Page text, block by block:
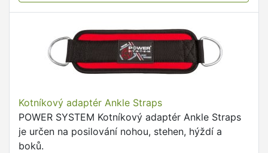
Kotníkový adaptér Ankle Straps
POWER SYSTEM Kotníkový adaptér Ankle Straps
je určen na posilování nohou, stehen, hýždí a
boků.